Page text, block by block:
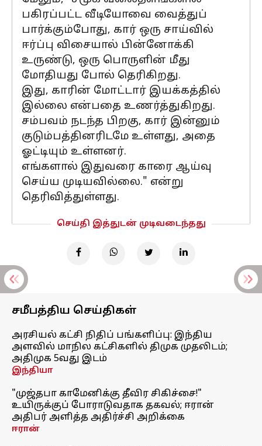
பகிரப்பட்ட வீடியோவை வைத்துப்
பார்க்கும்போது, கார் ஒரு சாய்வில்
ஈர்ப்பு விசையால் பின்னோக்கி
உருண்டு, ஒரு பொருளின் மீது
மோதியது போல் தெரிகிறது.
இது, காரின் மோட்டார் இயக்கத்தில்
இல்லை என்பதை உணர்த்துகிறது.
சம்பவம் நடந்த பிறகு, கார் இன்னும்
குடும்பத்தினரிடமே உள்ளது, அதை
ஓட்டியும் உள்ளனர்.
எங்களால் இதுவரை காரை ஆய்வு
செய்ய முடியவில்லை." என்று
தெரிவித்துள்ளது.
செய்தி இத்துடன் முடிவடைந்தது
சமீபத்திய செய்திகள்
அரசியல் கட்சி நிதிப் பங்களிப்பு: இந்திய
அளவில் மாநில கட்சிகளில் திமுக முதலிடம்;
அதிமுக 5வது இடம்
இந்தியா
"முஜ்தபா காமேனிக்கு தீவிர சிகிச்சை!"
உயிருக்குப் போராடுவதாக தகவல்; ஈரான்
அதிபர் அளித்த அதிர்ச்சி அறிக்கை
ஈரான்